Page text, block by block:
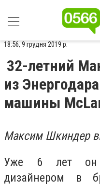
18:56, 9 грудня 2019 р.
32-летний
из
машины
Максим Шкиндер
Уже 6 лет он
дизайнером в